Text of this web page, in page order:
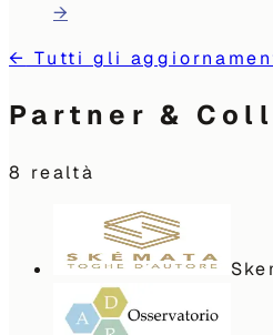
→
← Tutti gli
Partner &
8 realtà